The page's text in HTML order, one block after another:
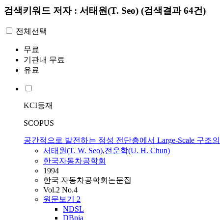
검색키워드 저자 : 서태원(T. Seo) (검색결과 64건)
전체선택
무료
기관내 무료
유료
KCI등재
SCOPUS
공간적으로 발전하는 점성 전단층에서 Large-Scale 구조
서태원(T. W. Seo),전운학(U. H. Chun)
한국자동차공학회
1994
한국 자동차공학회논문집
Vol.2 No.4
원문보기 2
NDSL
DBpia